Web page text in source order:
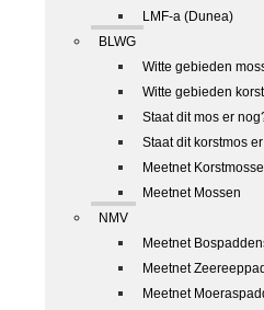
LMF-a (Dunea)
BLWG
Witte gebieden
Witte gebieden
Staat dit mos er
Staat dit korstmos
Meetnet
Meetnet Mossen
NMV
Meetnet
Meetnet
Meetnet